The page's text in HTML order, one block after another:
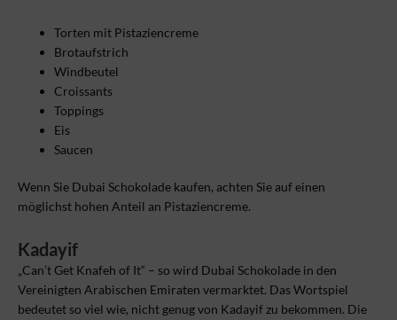
Torten mit Pistaziencreme
Brotaufstrich
Windbeutel
Croissants
Toppings
Eis
Saucen
Wenn Sie Dubai Schokolade kaufen, achten Sie auf einen
möglichst hohen Anteil an Pistaziencreme.
Kadayif
„Can’t Get Knafeh of It“ – so wird Dubai Schokolade in den
Vereinigten Arabischen Emiraten vermarktet. Das Wortspiel
bedeutet so viel wie, nicht genug von Kadayif zu bekommen. Die